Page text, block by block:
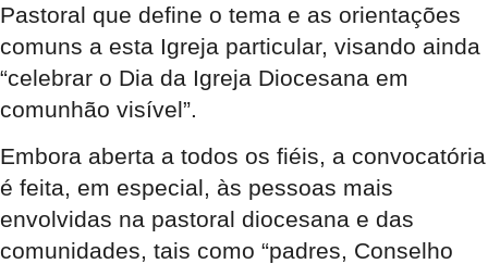
Pastoral que define o tema e as orientações
comuns a esta Igreja particular, visando ainda
“celebrar o Dia da Igreja Diocesana em
comunhão visível”.
Embora aberta a todos os fiéis, a convocatória
é feita, em especial, às pessoas mais
envolvidas na pastoral diocesana e das
comunidades, tais como “padres, Conselho